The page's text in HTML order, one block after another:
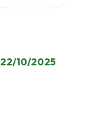
22/10/2025